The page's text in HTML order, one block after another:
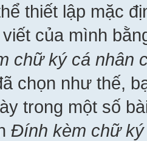
thiết lập mặc
của mình
chữ ký cá nhân
chọn như thế,
trong một số
Đính kèm chữ